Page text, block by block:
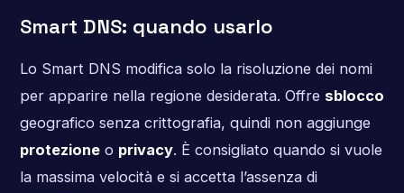
Smart DNS: quando usarlo
Lo Smart DNS modifica solo la risoluzione dei nomi
per apparire nella regione desiderata. Offre sblocco
geografico senza crittografia, quindi non aggiunge
protezioneo privacy. È consigliato quando si vuole
la massima velocità e si accetta l’assenza di